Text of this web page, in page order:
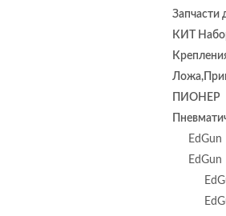
Запчасти
КИТ
ПИОНЕР
EdGun
EdGun